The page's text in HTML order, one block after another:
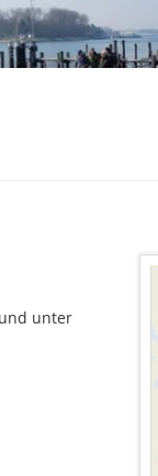
unter